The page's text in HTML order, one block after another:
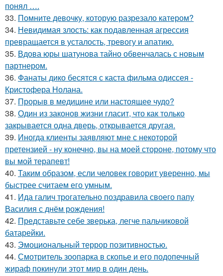
понял ….
33. Помните девочку, которую разрезало катером?
34. Невидимая злость: как подавленная агрессия
превращается в усталость, тревогу и апатию.
35. Вдова юры шатунова тайно обвенчалась с новым
партнером.
36. Фанаты дико бесятся с каста фильма одиссея -
Кристофера Нолана.
37. Прорыв в медицине или настоящее чудо?
38. Один из законов жизни гласит, что как только
закрывается одна дверь, открывается другая.
39. Иногда клиенты заявляют мне с некоторой
претензией - ну конечно, вы на моей стороне, потому что
вы мой терапевт!
40. Таким образом, если человек говорит уверенно, мы
быстрее считаем его умным.
41. Ида галич трогательно поздравила своего папу
Василия с днём рождения!
42. Представьте себе зверька, легче пальчиковой
батарейки.
43. Эмоциональный террор позитивностью.
44. Смотритель зоопарка в скопье и его подопечный
жираф покинули этот мир в один день.